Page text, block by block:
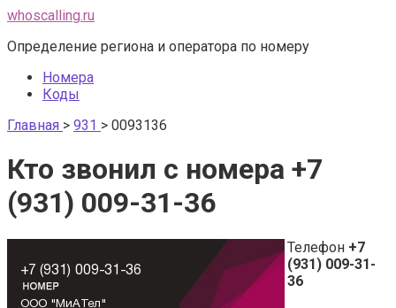
Перейти
контенту
whoscalling.ru
Определение региона и оператора по номеру
Номера
Коды
Главная > 931 > 0093136
Кто звонил с номера +7
(931) 009-31-36
Телефон +7
(931) 009-31-
36